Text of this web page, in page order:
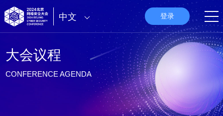
中文 登录
大会议程
CONFERENCE AGENDA